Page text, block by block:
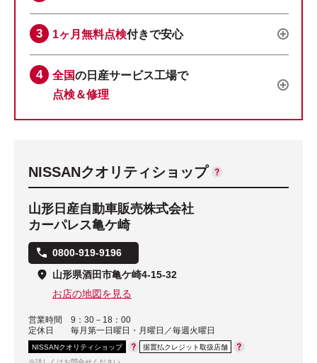
1ヶ月無料点検付きで安心
全国の日産サービス工場で
点検＆修理
NISSANクオリティショップ
山形日産自動車販売株式会社
カーパレス亀ケ崎
0800-919-9196
山形県酒田市亀ケ崎4-15-32
お店の地図を見る
営業時間
9：30－18：00
定休日
毎月第一日曜日・月曜日／毎週火曜日
NISSANクオリティショップ
据置払クレジット取扱店舗